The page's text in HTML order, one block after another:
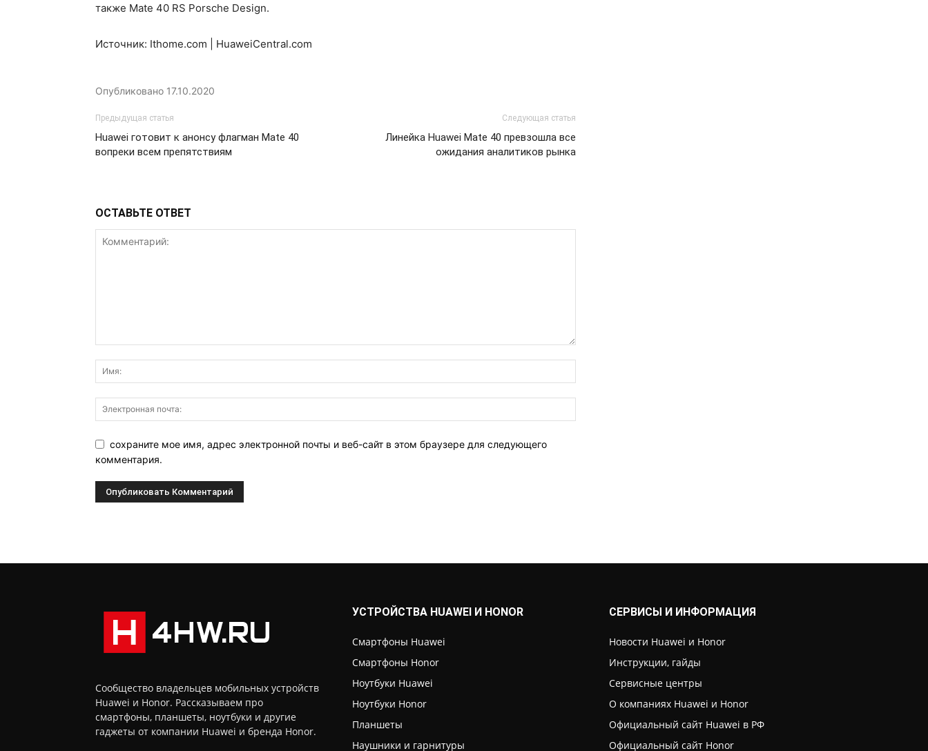
также Mate 40 RS Porsche Design.
Источник: Ithome.com | HuaweiCentral.com
Опубликовано 17.10.2020
Предыдущая статья
Huawei готовит к анонсу флагман Mate 40
вопреки всем препятствиям
Следующая статья
Линейка Huawei Mate 40 превзошла все
ожидания аналитиков рынка
ОСТАВЬТЕ ОТВЕТ
сохраните мое имя, адрес электронной почты и веб-сайт в этом браузере для следующего
комментария.
Сообщество владельцев мобильных устройств
Huawei и Honor. Рассказываем про
смартфоны, планшеты, ноутбуки и другие
гаджеты от компании Huawei и бренда Honor.
УСТРОЙСТВА HUAWEI И HONOR
Смартфоны Huawei
Смартфоны Honor
Ноутбуки Huawei
Ноутбуки Honor
Планшеты
Наушники и гарнитуры
СЕРВИСЫ И ИНФОРМАЦИЯ
Новости Huawei и Honor
Инструкции, гайды
Сервисные центры
О компаниях Huawei и Honor
Официальный сайт Huawei в РФ
Официальный сайт Honor